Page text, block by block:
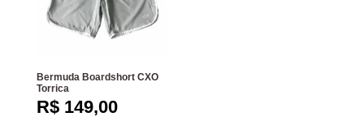
Bermuda Boardshort CXO
Torrica
R$ 149,00